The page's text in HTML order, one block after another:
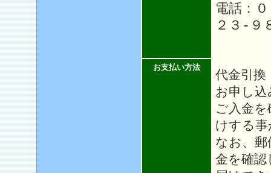
電話：
２３-９
お支払い方法
代金引
お申し
ご入金
けする
なお、
金を確